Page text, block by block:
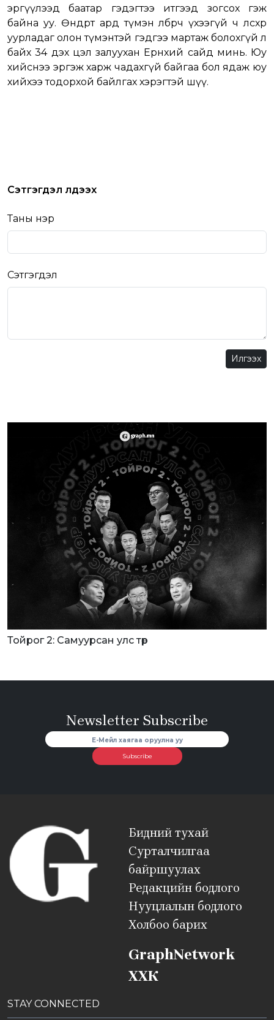
эргүүлээд баатар гэдэгтээ итгээд зогсох гэж
байна уу. Өнөөдөртөө ард түмэн өлбөрч үхээгүй ч өлсөхөөрөө
уурладаг олон түмэнтэй гэдгээ мартаж болохгүй л
байх 34 дэх цэл залуухан Ерөнхий сайд минь. Юу
хийснээ эргэж харж чадахгүй байгаа бол ядаж юу
хийхээ тодорхой байлгах хэрэгтэй шүү.
Сэтгэгдэл үлдээх
Таны нэр
Сэтгэгдэл
Илгээх
Тойрог 2: Самуурсан улс төр
Newsletter Subscribe
Subscribe
Бидний тухай
Сурталчилгаа
байршуулах
Редакцийн бодлого
Нууцлалын бодлого
Холбоо барих
GraphNetwork
ХХК
STAY CONNECTED